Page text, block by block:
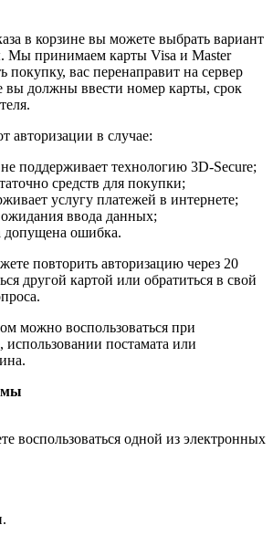
в корзине вы можете выбрать вариант
Мы принимаем карты Visa и Master
покупку, вас перенаправит на сервер
вы должны ввести номер карты, срок
авторизации в случае:
поддерживает технологию 3D-Secure;
средств для покупки;
услугу платежей в интернете;
ввода данных;
ошибка.
повторить авторизацию через 20
другой картой или обратиться в свой
можно воспользоваться при
использовании постамата или
воспользоваться одной из электронных